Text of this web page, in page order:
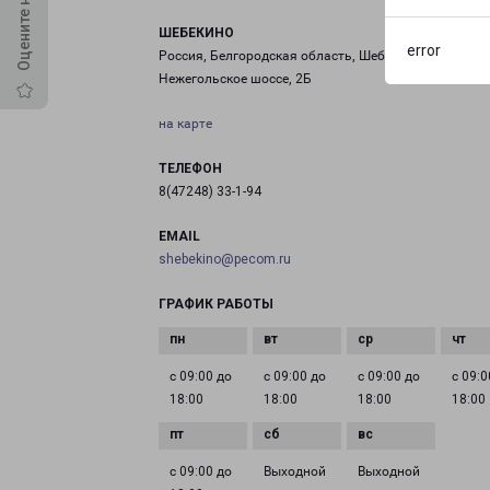
error
ШЕБЕКИНО
Россия, Белгородская область, Шебекино,
Нежегольское шоссе, 2Б
на карте
ТЕЛЕФОН
8(47248) 33-1-94
EMAIL
shebekino@pecom.ru
ГРАФИК РАБОТЫ
с 09:00 до
18:00
с 09:00 до
18:00
с 09:00 до
18:00
с
18:00
с 09:00 до
Выходной Выходной